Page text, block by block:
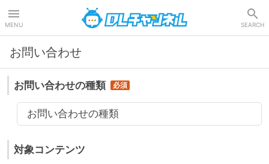
MENU SEARCH
お問い合わせ
お問い合わせの種類
お問い合わせの種類
対象コンテンツ